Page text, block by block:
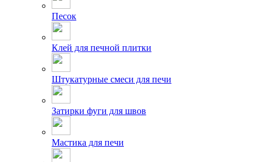
Песок
Клей для печной плитки
Штукатурные смеси для печи
Затирки фуги для швов
Мастика для печи